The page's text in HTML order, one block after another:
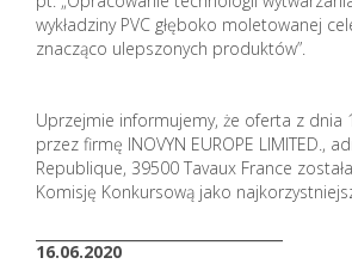
wykładziny PVC głęboko moletowanej
znacząco ulepszonych produktów”.
Uprzejmie informujemy, że oferta z dnia
przez firmę INOVYN EUROPE LIMITED.,
Republique, 39500 Tavaux France
Komisję Konkursową jako
16.06.2020